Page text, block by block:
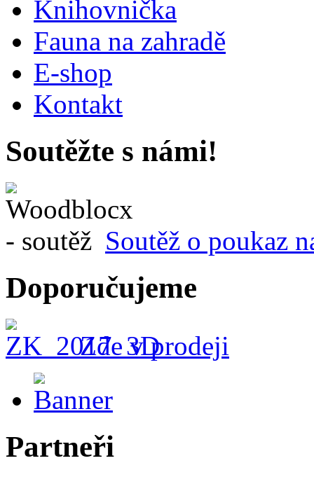
Knihovnička
Fauna na zahradě
E-shop
Kontakt
Soutěžte s námi!
Soutěž o poukaz
Doporučujeme
Zde v prodeji
Partneři